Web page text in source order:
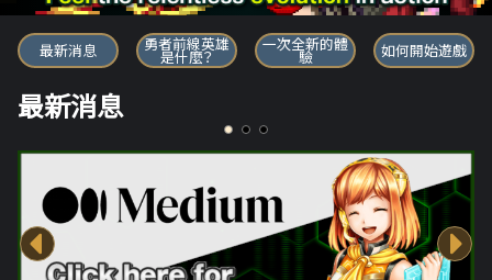
勇者前線英雄
最新消息 勇者前線英雄
是什麼？
一次全新的體
驗 如何開始遊戲
最新消息